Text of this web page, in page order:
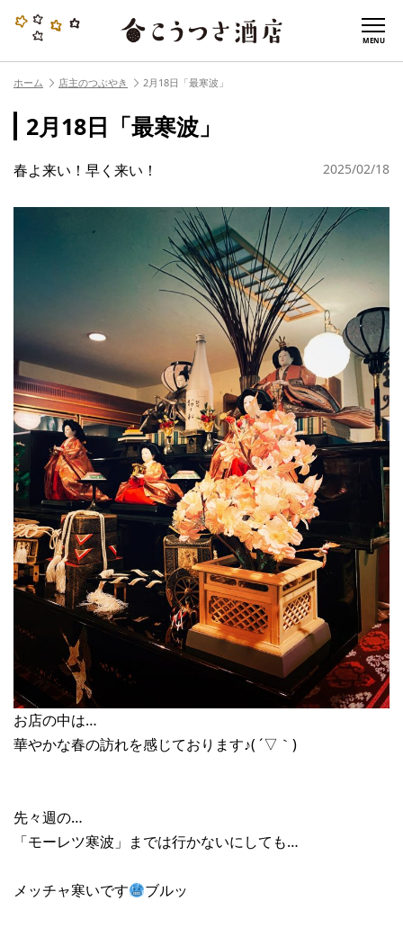
MENU
ホーム 店主のつぶやき 2月18日「最寒波」
2月18日「最寒波」
2025/02/18
春よ来い！早く来い！
お店の中は…
華やかな春の訪れを感じております♪( ´▽｀)
先々週の…
「モーレツ寒波」までは行かないにしても…
メッチャ寒いです ブルッ